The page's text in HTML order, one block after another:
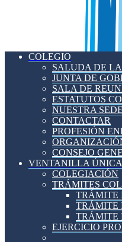
COLEGIO
SALUDA DE
JUNTA DE
SALA DE
ESTATUTOS
NUESTRA SEDE
CONTACTAR
PROFESIÓN
CONSEJO
VENTANILLA ÚNICA
COLEGIACIÓN
TRÁMITES
TRÁMITE
TRÁMITE
TRÁMITE
EJERCICIO